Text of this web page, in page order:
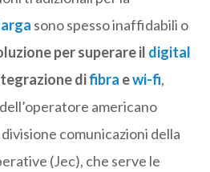
sono spesso inaffidabili o
per superare il digital
difibra ewi-fi,
americano
divisione comunicazioni della
(Jec), che serve le